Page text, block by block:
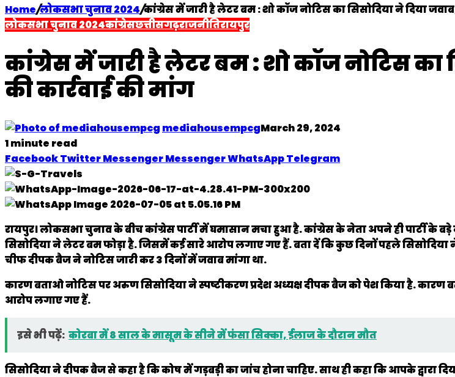
Home/लोकसभा चुनाव 2024/कांग्रेस में जारी है लेटर बम : शो कॉज नोटिस का सिसोदिया ने दिया
लोकसभा चुनाव 2024कांग्रेसछत्तीसगढ़राजनीतिरायपुर
कांग्रेस में जारी है लेटर बम : शो कॉज नोटिस का
की कार्रवाई की मांग
mediahousempcgMarch 29, 2024
1 minute read
FacebookTwitterMessengerMessengerWhatsAppTelegram
रायपुर।लोकसभा चुनाव के बीच कांग्रेस पार्टी में घमासान मचा हुआ है. कांग्रेस के नेता अपने ही पार्टी के
सिसोदिया ने लेटर बम फोड़ा है. जिसमें कई सारे आरोप लगाए गए हैं. बता दें कि कुछ दिनों पहले
चीफ दीपक बैज ने नोटिस जारी कर 3 दिनों में जवाब मांगा था.
कारण बताओ नोटिस पर अरुण सिसोदिया ने स्पष्टीकरण प्रदेश अध्यक्ष दीपक बैज को पेश किया है.
आरोप लगाए गए हैं.
इसे भी पढ़ें: कोरबा में 8 साल के मासूम के सीने में फंसा सिक्का, ईलाज के दौरान मौत
सिसोदिया ने दीपक बैज से कहा है कि कोष में गड़बड़ी का जांच होना चाहिए. साथ ही कहा कि आपके